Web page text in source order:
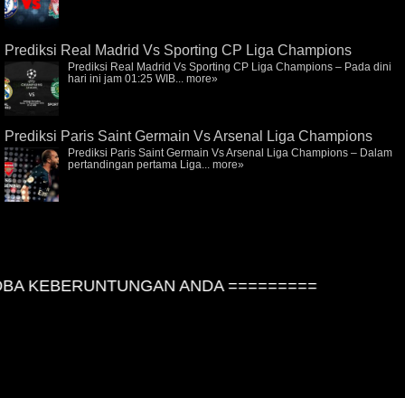
Prediksi Real Madrid Vs Sporting CP Liga Champions
Prediksi Real Madrid Vs Sporting CP Liga Champions – Pada dini
hari ini jam 01:25 WIB... more»
Prediksi Paris Saint Germain Vs Arsenal Liga Champions
Prediksi Paris Saint Germain Vs Arsenal Liga Champions – Dalam
pertandingan pertama Liga... more»
KEBERUNTUNGAN ANDA =========